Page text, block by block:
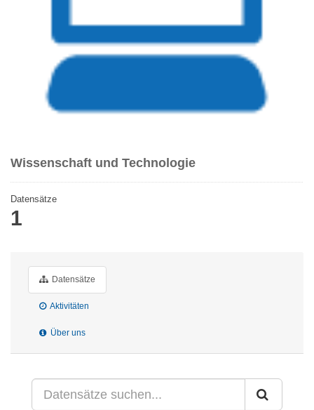
Wissenschaft und Technologie
Datensätze
1
Datensätze
Aktivitäten
Über uns